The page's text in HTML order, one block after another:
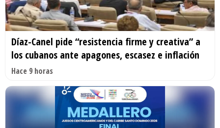
Díaz-Canel pide “resistencia firme y creativa” a
los cubanos ante apagones, escasez e inflación
Hace 9 horas